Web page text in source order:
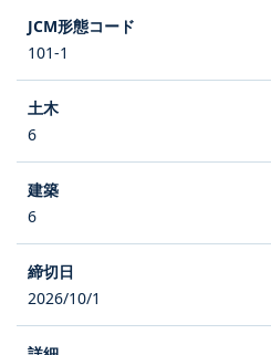
101-1
6
6
2026/10/1